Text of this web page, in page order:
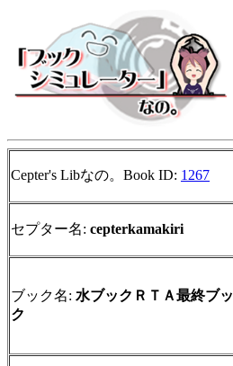
Cepter's Libなの。Book ID: 1267
セプター名: cepterkamakiri
ブック名: 水ブックＲＴＡ最終ブッ
ク